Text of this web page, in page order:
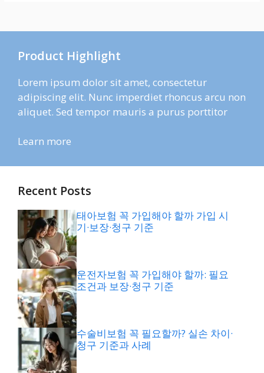
Product Highlight
Lorem ipsum dolor sit amet, consectetur
adipiscing elit. Nunc imperdiet rhoncus arcu non
aliquet. Sed tempor mauris a purus porttitor
Learn more
Recent Posts
태아보험 꼭 가입해야 할까 가입 시
기·보장·청구 기준
운전자보험 꼭 가입해야 할까: 필요
조건과 보장·청구 기준
수술비보험 꼭 필요할까? 실손 차이·
청구 기준과 사례